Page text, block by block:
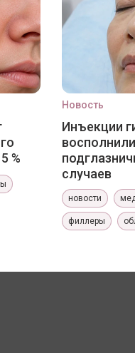
%
Новость
Инъекции
случаев
новости
филлеры